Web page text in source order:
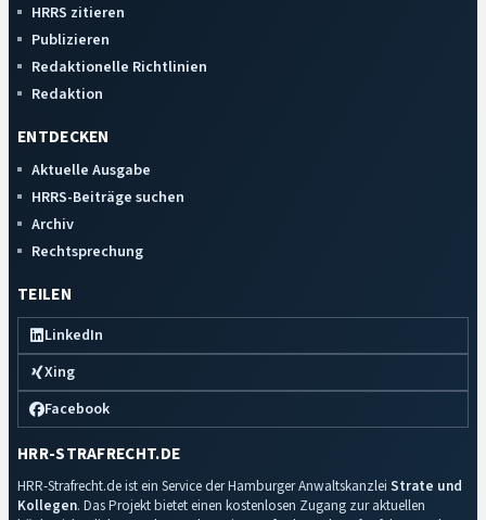
HRRS zitieren
Publizieren
Redaktionelle Richtlinien
Redaktion
ENTDECKEN
Aktuelle Ausgabe
HRRS-Beiträge suchen
Archiv
Rechtsprechung
TEILEN
LinkedIn
Xing
Facebook
HRR-STRAFRECHT.DE
HRR-Strafrecht.de ist ein Service der Hamburger Anwaltskanzlei Strate und
Kollegen. Das Projekt bietet einen kostenlosen Zugang zur aktuellen